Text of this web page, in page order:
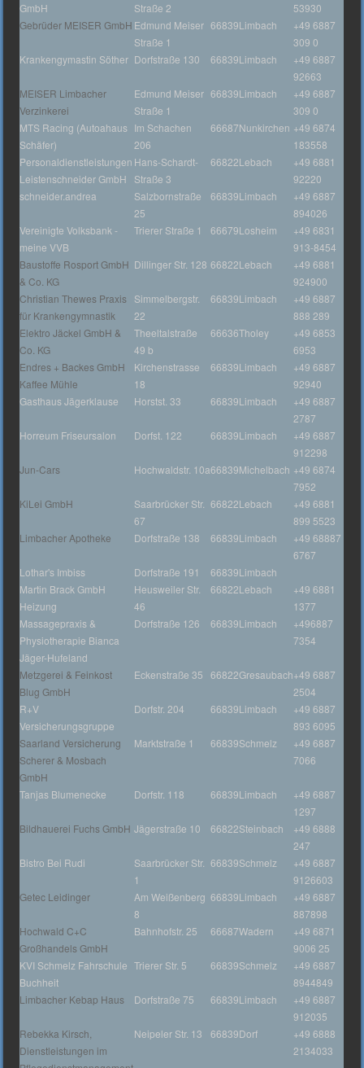
GmbH
Straße 2
53930
Gebrüder MEISER GmbH Edmund Meiser
Straße 1
66839Limbach
+49 6887
309 0
Krankengymastin Söther Dorfstraße 130 66839Limbach
+49 6887
92663
MEISER Limbacher
Verzinkerei
Edmund Meiser
Straße 1
66839Limbach
+49 6887
309 0
MTS Racing (Autoahaus
Schäfer)
Im Schachen
206
66687Nunkirchen +49 6874
183558
Personaldienstleistungen
Leistenschneider GmbH
Hans-Schardt-
Straße 3
66822Lebach
+49 6881
92220
schneider.andrea
Salzbornstraße
25
66839Limbach
+49 6887
894026
Vereinigte Volksbank -
meine VVB
Trierer Straße 1 66679Losheim
+49 6831
913-8454
Baustoffe Rosport GmbH
& Co. KG
Dillinger Str. 128 66822Lebach
+49 6881
924900
Christian Thewes Praxis
für Krankengymnastik
Simmelbergstr.
22
66839Limbach
+49 6887
888 289
Elektro Jäckel GmbH &
Co. KG
Theeltalstraße
49 b
66636Tholey
+49 6853
6953
Endres + Backes GmbH
Kaffee Mühle
Kirchenstrasse
18
66839Limbach
+49 6887
92940
Gasthaus Jägerklause
Horstst. 33 66839Limbach
+49 6887
2787
Horreum Friseursalon
Dorfst. 122 66839Limbach
+49 6887
912298
Jun-Cars
Hochwaldstr. 10a66839Michelbach +49 6874
7952
KiLei GmbH
Saarbrücker Str.
67
66822Lebach
+49 6881
899 5523
Limbacher Apotheke
Dorfstraße 138 66839Limbach
+49 68887
6767
Lothar's Imbiss
Dorfstraße 191 66839Limbach
Martin Brack GmbH
Heizung
Heusweiler Str.
46
66822Lebach
+49 6881
1377
Massagepraxis &
Physiotherapie Bianca
Jäger-Hufeland
Dorfstraße 126 66839Limbach
+496887
7354
Metzgerei & Feinkost
Blug GmbH
Eckenstraße 35 66822Gresaubach+49 6887
2504
R+V
Versicherungsgruppe
Dorfstr. 204 66839Limbach
+49 6887
893 6095
Saarland Versicherung
Scherer & Mosbach
GmbH
Marktstraße 1 66839Schmelz
+49 6887
7066
Tanjas Blumenecke Dorfstr. 118 66839Limbach
+49 6887
1297
Bildhauerei Fuchs GmbH Jägerstraße 10 66822Steinbach
+49 6888
247
Bistro Bei Rudi
Saarbrücker Str.
1
66839Schmelz
+49 6887
9126603
Getec Leidinger
Am Weißenberg
8
66839Limbach
+49 6887
887898
Hochwald C+C
Großhandels GmbH
Bahnhofstr. 25 66687Wadern
+49 6871
9006 25
KVI Schmelz Fahrschule
Buchheit
Trierer Str. 5 66839Schmelz
+49 6887
8944849
Limbacher Kebap Haus
Dorfstraße 75 66839Limbach
+49 6887
912035
Rebekka Kirsch,
Dienstleistungen im
Neipeler Str. 13 66839Dorf
+49 6888
2134033